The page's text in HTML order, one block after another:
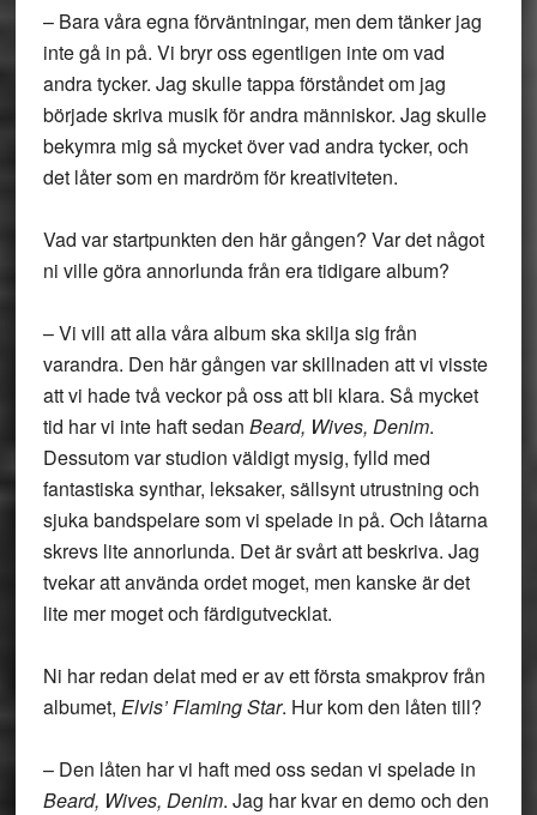
– Bara våra egna förväntningar, men dem tänker jag
inte gå in på. Vi bryr oss egentligen inte om vad
andra tycker. Jag skulle tappa förståndet om jag
började skriva musik för andra människor. Jag skulle
bekymra mig så mycket över vad andra tycker, och
det låter som en mardröm för kreativiteten.
Vad var startpunkten den här gången? Var det något
ni ville göra annorlunda från era tidigare album?
– Vi vill att alla våra album ska skilja sig från
varandra. Den här gången var skillnaden att vi visste
att vi hade två veckor på oss att bli klara. Så mycket
tid har vi inte haft sedan Beard, Wives, Denim.
Dessutom var studion väldigt mysig, fylld med
fantastiska synthar, leksaker, sällsynt utrustning och
sjuka bandspelare som vi spelade in på. Och låtarna
skrevs lite annorlunda. Det är svårt att beskriva. Jag
tvekar att använda ordet moget, men kanske är det
lite mer moget och färdigutvecklat.
Ni har redan delat med er av ett första smakprov från
albumet, Elvis’ Flaming Star. Hur kom den låten till?
– Den låten har vi haft med oss sedan vi spelade in
Beard, Wives, Denim. Jag har kvar en demo och den